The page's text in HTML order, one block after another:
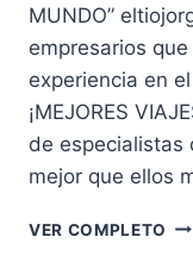
MUNDO”
empresarios
experiencia en
¡MEJORES
de
mejor que ellos
VER COMPLETO